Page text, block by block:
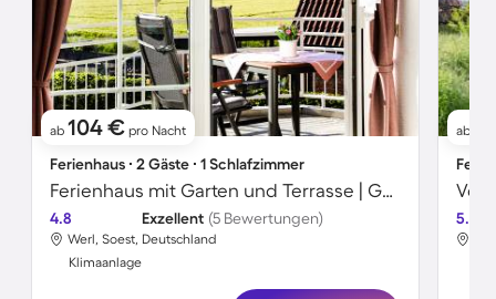
ab 104 € pro Nacht
Ferienhaus ∙ 2 Gäste ∙ 1 Schlafzimmer
Ferienhaus mit Garten und Terrasse | Gartenblick
4.8 Exzellent (5 Bewertungen)
Werl, Soest, Deutschland
Klimaanlage
ab
5.0